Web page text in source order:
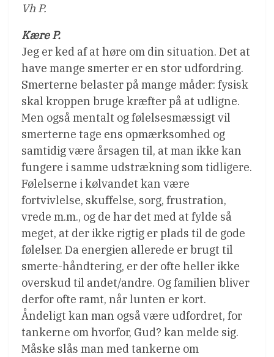
Vh P.
Kære P.
Jeg er ked af at høre om din situation. Det at
have mange smerter er en stor udfordring.
Smerterne belaster på mange måder: fysisk
skal kroppen bruge kræfter på at udligne.
Men også mentalt og følelsesmæssigt vil
smerterne tage ens opmærksomhed og
samtidig være årsagen til, at man ikke kan
fungere i samme udstrækning som tidligere.
Følelserne i kølvandet kan være
fortvivlelse, skuffelse, sorg, frustration,
vrede m.m., og de har det med at fylde så
meget, at der ikke rigtig er plads til de gode
følelser. Da energien allerede er brugt til
smerte-håndtering, er der ofte heller ikke
overskud til andet/andre. Og familien bliver
derfor ofte ramt, når lunten er kort.
Åndeligt kan man også være udfordret, for
tankerne om hvorfor, Gud? kan melde sig.
Måske slås man med tankerne om